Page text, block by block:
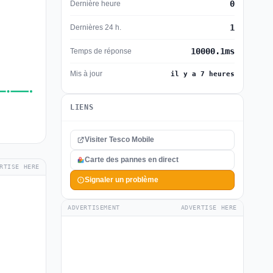
HERE
Dernière heure 0
Dernières 24 h. 1
Temps de réponse 10000.1ms
Mis à jour il y a 7 heures
LIENS
Visiter Tesco Mobile
Carte des pannes en direct
Signaler un problème
ADVERTISEMENT ADVERTISE HERE